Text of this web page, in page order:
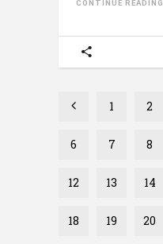
CONTINUE READING
1 2
6 7 8
12 13 14
18 19 20